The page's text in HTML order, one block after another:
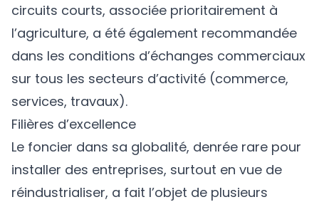
circuits courts, associée prioritairement à
l’agriculture, a été également recommandée
dans les conditions d’échanges commerciaux
sur tous les secteurs d’activité (commerce,
services, travaux).
Filières d’excellence
Le foncier dans sa globalité, denrée rare pour
installer des entreprises, surtout en vue de
réindustrialiser, a fait l’objet de plusieurs